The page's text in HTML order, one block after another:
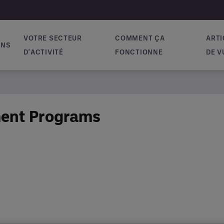
VOTRE SECTEUR
D'ACTIVITÉ
COMMENT ÇA
FONCTIONNE
DE
Programs